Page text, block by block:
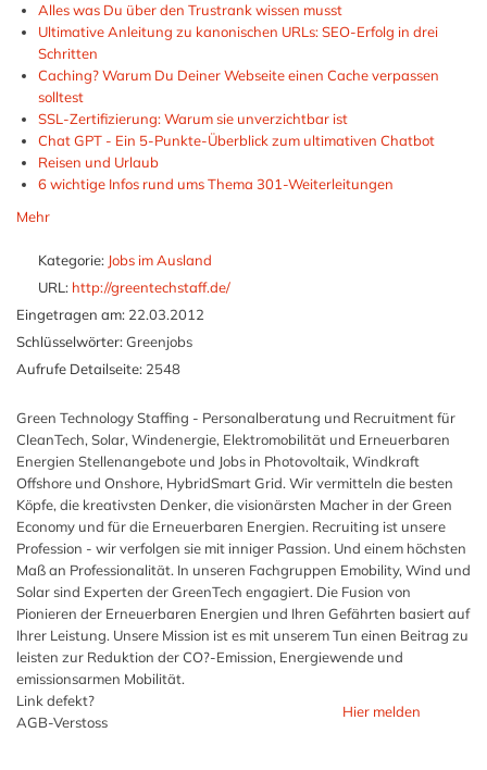
Alles was Du über den Trustrank wissen musst
Ultimative Anleitung zu kanonischen URLs: SEO-Erfolg in drei
Schritten
Caching? Warum Du Deiner Webseite einen Cache verpassen
solltest
SSL-Zertifizierung: Warum sie unverzichtbar ist
Chat GPT - Ein 5-Punkte-Überblick zum ultimativen Chatbot
Reisen und Urlaub
6 wichtige Infos rund ums Thema 301-Weiterleitungen
Mehr
Kategorie: Jobs im Ausland
URL: http://greentechstaff.de/
Eingetragen am: 22.03.2012
Schlüsselwörter: Greenjobs
Aufrufe Detailseite: 2548
Green Technology Staffing - Personalberatung und Recruitment für
CleanTech, Solar, Windenergie, Elektromobilität und Erneuerbaren
Energien Stellenangebote und Jobs in Photovoltaik, Windkraft
Offshore und Onshore, HybridSmart Grid. Wir vermitteln die besten
Köpfe, die kreativsten Denker, die visionärsten Macher in der Green
Economy und für die Erneuerbaren Energien. Recruiting ist unsere
Profession - wir verfolgen sie mit inniger Passion. Und einem höchsten
Maß an Professionalität. In unseren Fachgruppen Emobility, Wind und
Solar sind Experten der GreenTech engagiert. Die Fusion von
Pionieren der Erneuerbaren Energien und Ihren Gefährten basiert auf
Ihrer Leistung. Unsere Mission ist es mit unserem Tun einen Beitrag zu
leisten zur Reduktion der CO?-Emission, Energiewende und
emissionsarmen Mobilität.
Link defekt?
AGB-Verstoss
Hier melden